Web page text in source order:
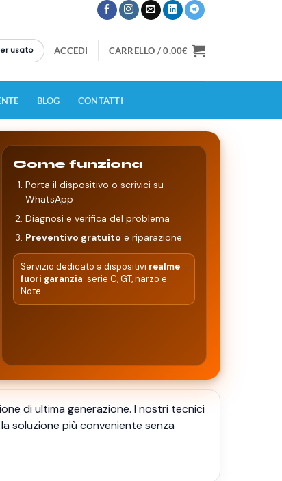
usato ACCEDI CARRELLO /0,00€
BLOG CONTATTI
Come funziona
Porta il dispositivo o scrivici su
WhatsApp
Diagnosi e verifica del problema
Preventivo gratuito e riparazione
Servizio dedicato a dispositivi realme
fuori garanzia: serie C, GT, narzo e
Note.
di ultima generazione. I nostri tecnici
soluzione più conveniente senza